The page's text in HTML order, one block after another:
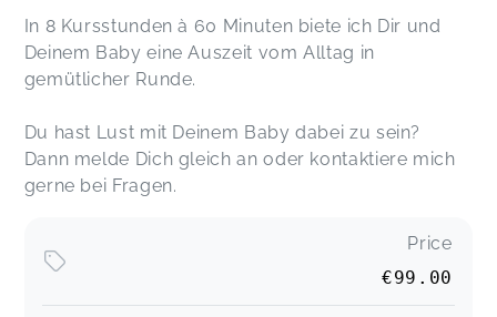
In 8 Kursstunden à 60 Minuten biete ich Dir und
Deinem Baby eine Auszeit vom Alltag in
gemütlicher Runde.
Du hast Lust mit Deinem Baby dabei zu sein?
Dann melde Dich gleich an oder kontaktiere mich
gerne bei Fragen.
Price
€99.00